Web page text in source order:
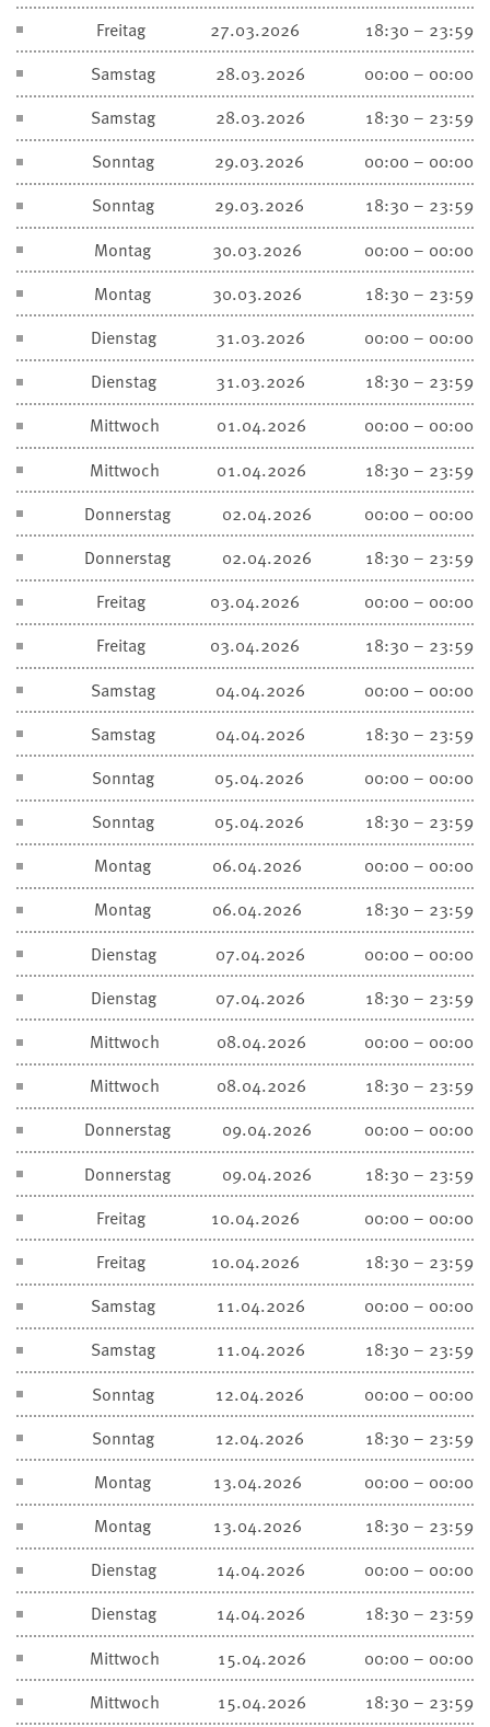
Freitag
27.03.2026
18:30 – 23:59
Samstag
28.03.2026
00:00 – 00:00
Samstag
28.03.2026
18:30 – 23:59
Sonntag
29.03.2026
00:00 – 00:00
Sonntag
29.03.2026
18:30 – 23:59
Montag
30.03.2026
00:00 – 00:00
Montag
30.03.2026
18:30 – 23:59
Dienstag
31.03.2026
00:00 – 00:00
Dienstag
31.03.2026
18:30 – 23:59
Mittwoch
01.04.2026
00:00 – 00:00
Mittwoch
01.04.2026
18:30 – 23:59
Donnerstag
02.04.2026
00:00 – 00:00
Donnerstag
02.04.2026
18:30 – 23:59
Freitag
03.04.2026
00:00 – 00:00
Freitag
03.04.2026
18:30 – 23:59
Samstag
04.04.2026
00:00 – 00:00
Samstag
04.04.2026
18:30 – 23:59
Sonntag
05.04.2026
00:00 – 00:00
Sonntag
05.04.2026
18:30 – 23:59
Montag
06.04.2026
00:00 – 00:00
Montag
06.04.2026
18:30 – 23:59
Dienstag
07.04.2026
00:00 – 00:00
Dienstag
07.04.2026
18:30 – 23:59
Mittwoch
08.04.2026
00:00 – 00:00
Mittwoch
08.04.2026
18:30 – 23:59
Donnerstag
09.04.2026
00:00 – 00:00
Donnerstag
09.04.2026
18:30 – 23:59
Freitag
10.04.2026
00:00 – 00:00
Freitag
10.04.2026
18:30 – 23:59
Samstag
11.04.2026
00:00 – 00:00
Samstag
11.04.2026
18:30 – 23:59
Sonntag
12.04.2026
00:00 – 00:00
Sonntag
12.04.2026
18:30 – 23:59
Montag
13.04.2026
00:00 – 00:00
Montag
13.04.2026
18:30 – 23:59
Dienstag
14.04.2026
00:00 – 00:00
Dienstag
14.04.2026
18:30 – 23:59
Mittwoch
15.04.2026
00:00 – 00:00
Mittwoch
15.04.2026
18:30 – 23:59